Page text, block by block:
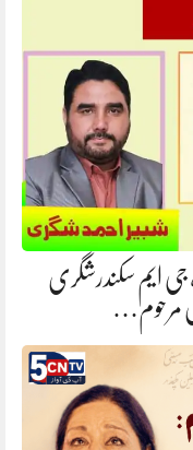
جی ایم سکندرشگری
مرحوم…